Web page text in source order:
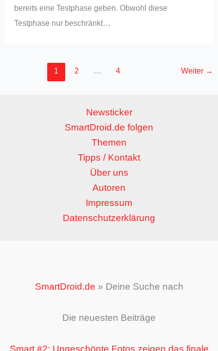
bereits eine Testphase geben. Obwohl diese
Testphase nur beschränkt…
1 2 … 4 Weiter →
Newsticker
SmartDroid.de folgen
Themen
Tipps / Kontakt
Über uns
Autoren
Impressum
Datenschutzerklärung
SmartDroid.de » Deine Suche nach
Die neuesten Beiträge
Smart #2: Ungeschönte Fotos zeigen das finale